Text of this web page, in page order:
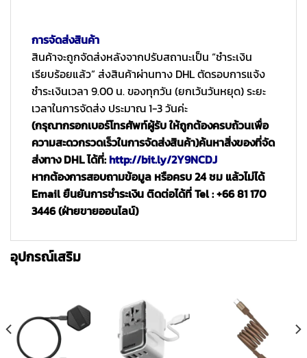
การจัดส่งสินค้า
สินค้าจะถูกจัดส่งหลังจากปรับสถานะเป็น “ชำระเงิน
เรียบร้อยแล้ว” ส่งสินค้าผ่านทาง DHL ตัดรอบการแจ้ง
ชำระเงินเวลา 9.00 น. ของทุกวัน (ยกเว้นวันหยุด) ระยะ
เวลาในการจัดส่ง ประมาณ 1-3 วันค่ะ
(กรุณากรอกเบอร์โทรศัพท์ผู้รับ ให้ถูกต้องครบถ้วนเพื่อ
ความสะดวกรวดเร็วในการจัดส่งสินค้า)ค้นหาสิ่งของที่จัด
ส่งทาง DHL ได้ที่:http://bit.ly/2Y9NCDJ
หากต้องการสอบถามข้อมูล หรือครบ 24 ชม แล้วไม่ได้
Email ยืนยันการชำระเงิน ติดต่อได้ที่ Tel : +66 81 170
3446 (ฝ่ายขายออนไลน์)
อุปกรณ์เสริม